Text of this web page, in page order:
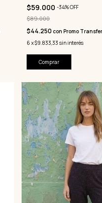
$59.000-34%OFF
$89.000
$44.250con Promo
6 x$9.833,33 sin interés
Comprar